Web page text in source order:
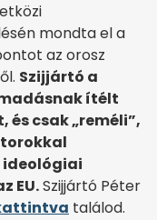
mondta el a
az orosz
Szijjártó a
ítélt
és csak „reméli”,
EU.Szijjártó Péter
találod.